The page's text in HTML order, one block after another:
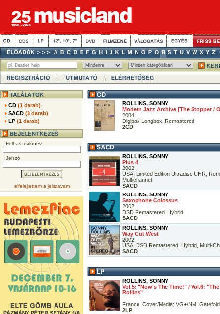
CD(1 darab)
SACD(3 darab)
LP(1 darab)
Felhasználónév
Jelszó
elfelejtettem a jelszavam
ROLLINS, SONNY
Modern Jazz Archive [The Stopper /
2004
Digipak Longbox, Remastered
2CD
ROLLINS, SONNY
Plus 4
2002
USA, Limited Edition Ultradisc UHR,
Multichannel
SACD
ROLLINS, SONNY
Saxophone Colossus
2002
DSD Remastered, Hybrid
SACD
ROLLINS, SONNY
Way Out West
2002
USA, DSD Remastered, Hybrid, Multi-
SACD
ROLLINS, SONNY
Vol.5: "Now's The Time!" / Vol.6:
Rollins"
France, Cover/Media: VG+/NM, Gatefold
2LP